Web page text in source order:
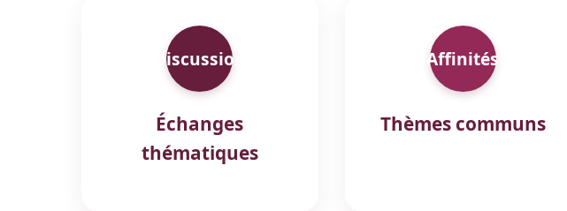
Discussion
Échanges
thématiques
Affinités
Thèmes communs